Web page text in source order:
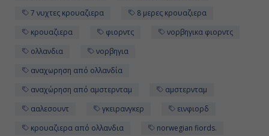
7 νυχτες κρουαζιερα
8 μερες κρουαζιερα
κρουαζιερα
φιορντς
νορβηγικα φιορντς
ολλανδια
νορβηγια
αναχωρηση από ολλανδία
αναχώρηση από αμστερνταμ
αμστερνταμ
ααλεσουντ
γκειρανγκερ
εινφιορδ
κρουαζιερα από ολλανδια
norwegian fiords.